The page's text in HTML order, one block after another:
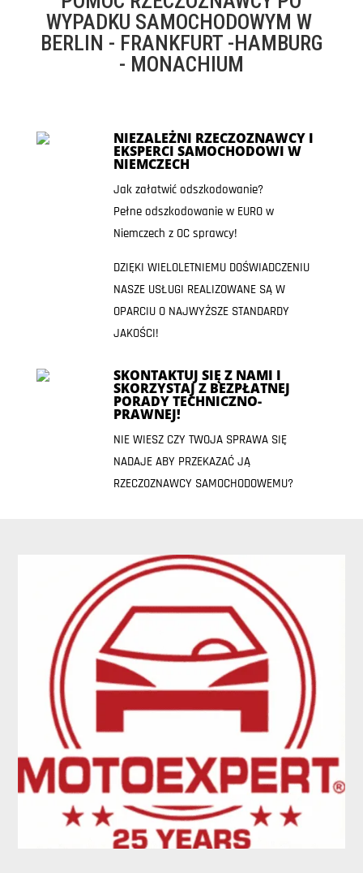
WYPADKU SAMOCHODOWYM W
BERLIN - FRANKFURT -HAMBURG
- MONACHIUM
NIEZALEŻNI RZECZOZNAWCY I
EKSPERCI SAMOCHODOWI W
NIEMCZECH
Jak załatwić odszkodowanie?
Pełne odszkodowanie w EURO w
Niemczech z OC sprawcy!
DZIĘKI WIELOLETNIEMU DOŚWIADCZENIU
NASZE USŁUGI REALIZOWANE SĄ W
OPARCIU O NAJWYŻSZE STANDARDY
JAKOŚCI!
SKONTAKTUJ SIĘ Z NAMI I
SKORZYSTAJ Z BEZPŁATNEJ
PORADY TECHNICZNO-
PRAWNEJ!
NIE WIESZ CZY TWOJA SPRAWA SIĘ
NADAJE ABY PRZEKAZAĆ JĄ
RZECZOZNAWCY SAMOCHODOWEMU?